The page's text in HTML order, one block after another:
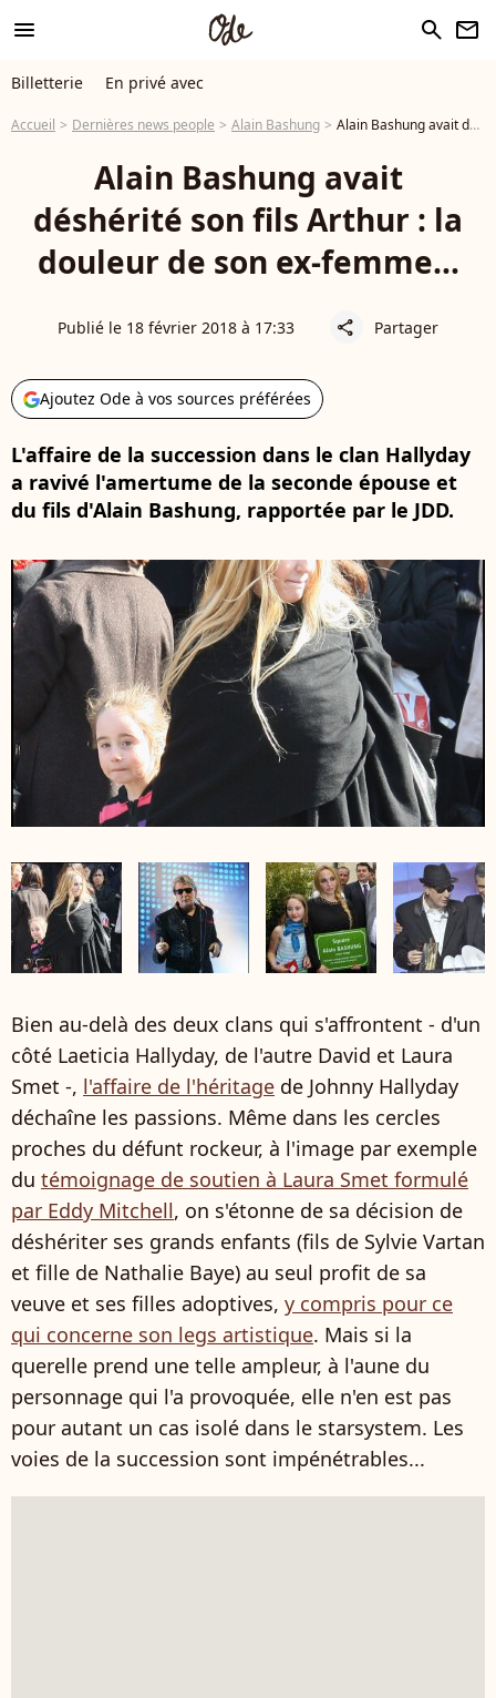
menu search newsletter
Billetterie En privé avec
Accueil Dernières news people Alain Bashung Alain Bashung avait déshérité son fils Arthur : la douleur de son ex-femme...
Alain Bashung avait
déshérité son fils Arthur : la
douleur de son ex-femme...
Publié le 18 février 2018 à 17:33 share Partager
Ajoutez Ode à vos sources préférées
L'affaire de la succession dans le clan Hallyday
a ravivé l'amertume de la seconde épouse et
du fils d'Alain Bashung, rapportée par le JDD.
Bien au-delà des deux clans qui s'affrontent - d'un
côté Laeticia Hallyday, de l'autre David et Laura
Smet -, l'affaire de l'héritage de Johnny Hallyday
déchaîne les passions. Même dans les cercles
proches du défunt rockeur, à l'image par exemple
du témoignage de soutien à Laura Smet formulé
par Eddy Mitchell, on s'étonne de sa décision de
déshériter ses grands enfants (fils de Sylvie Vartan
et fille de Nathalie Baye) au seul profit de sa
veuve et ses filles adoptives, y compris pour ce
qui concerne son legs artistique. Mais si la
querelle prend une telle ampleur, à l'aune du
personnage qui l'a provoquée, elle n'en est pas
pour autant un cas isolé dans le starsystem. Les
voies de la succession sont impénétrables...